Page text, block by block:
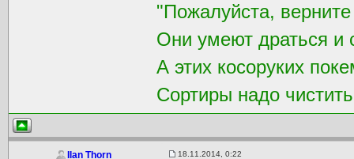
"Пожалуйста,
Они умеют драться и
А этих косоруких
Сортиры надо
Ilan Thorn 18.11.2014, 0:22